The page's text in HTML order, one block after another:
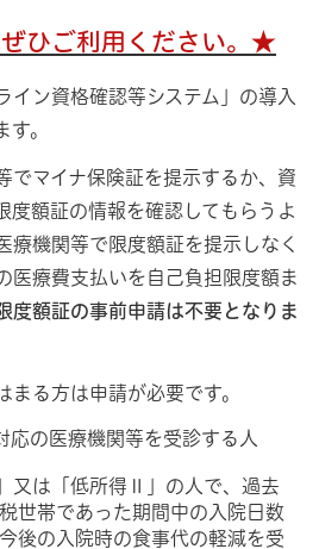
ひご利用ください。★
イン資格確認等システム」の導入
。
でマイナ保険証を提示するか、資
度額証の情報を確認してもらうよ
療機関等で限度額証を提示しなく
医療費支払いを自己負担限度額ま
度額証の事前申請は不要となりま
る方は申請が必要です。
応の医療機関等を受診する人
又は「低所得Ⅱ」の人で、過去
世帯であった期間中の入院日数
後の入院時の食事代の軽減を受